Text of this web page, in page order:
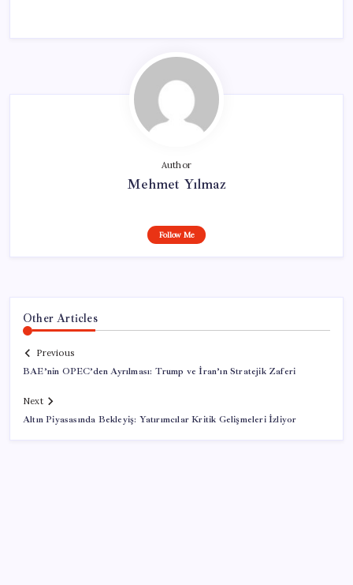
Author
Mehmet Yılmaz
Follow Me
Other Articles
Previous
BAE’nin OPEC’den Ayrılması: Trump ve İran’ın Stratejik Zaferi
Next
Altın Piyasasında Bekleyiş: Yatırımcılar Kritik Gelişmeleri İzliyor